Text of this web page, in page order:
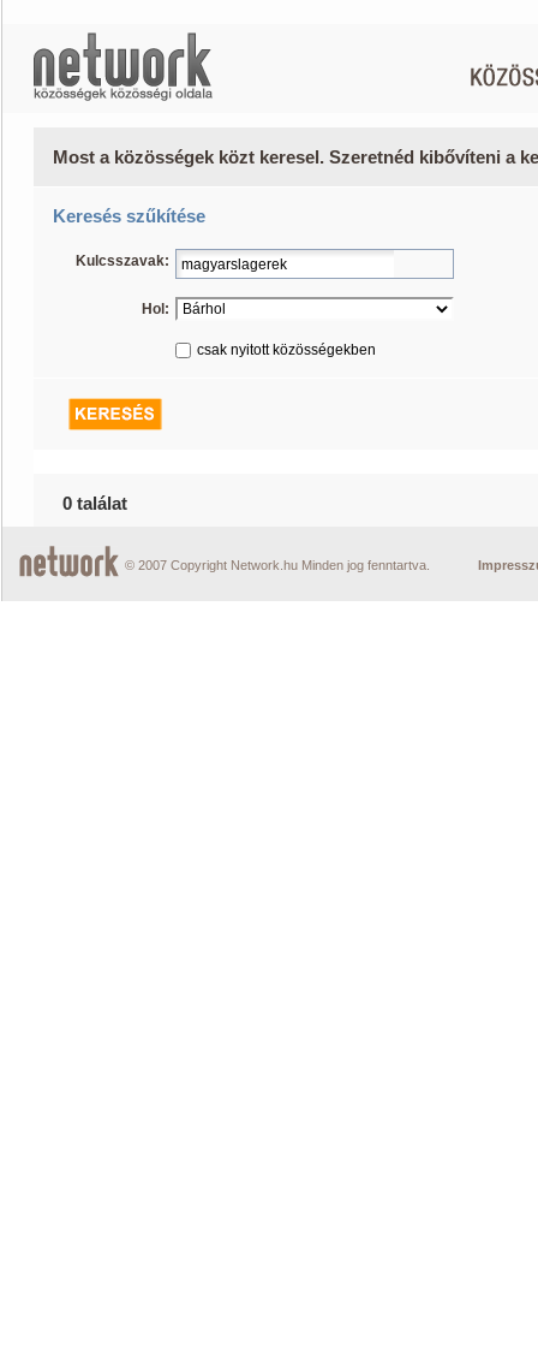
Most a közösségek közt keresel. Szeretnéd kibővíteni a
Keresés szűkítése
Kulcsszavak:
Hol:
csak nyitott közösségekben
0 találat
© 2007 Copyright Network.hu Minden jog fenntartva.